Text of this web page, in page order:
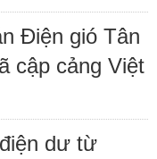
Điện gió Tân
cập cảng Việt
dư từ